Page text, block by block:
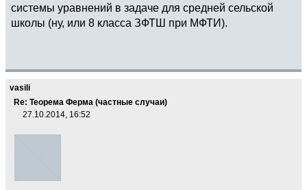
системы уравнений в задаче для средней сельской
школы (ну, или 8 класса ЗФТШ при МФТИ).
vasili
Re: Теорема Ферма (частные случаи)
27.10.2014, 16:52